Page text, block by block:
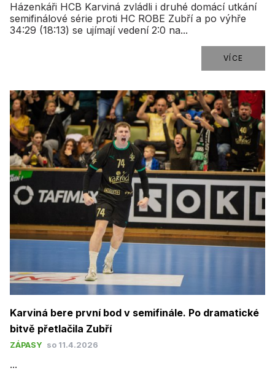
Házenkáři HCB Karviná zvládli i druhé domácí utkání
semifinálové série proti HC ROBE Zubří a po výhře
34:29 (18:13) se ujímají vedení 2:0 na...
VÍCE
Karviná bere první bod v semifinále. Po dramatické
bitvě přetlačila Zubří
ZÁPASY so 11.4.2026
...